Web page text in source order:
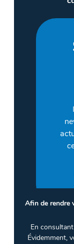
Afin de rendre
En
Évidemment,